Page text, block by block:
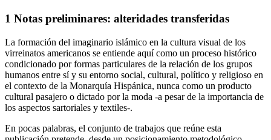
1 Notas preliminares: alteridades transferidas
La formación del imaginario islámico en la cultura visual de los
virreinatos americanos se entiende aquí como un proceso histórico
condicionado por formas particulares de la relación de los grupos
humanos entre sí y su entorno social, cultural, político y religioso en
el contexto de la Monarquía Hispánica, nunca como un producto
cultural pasajero o dictado por la moda -a pesar de la importancia de
los aspectos sartoriales y textiles-.
En pocas palabras, el conjunto de trabajos que reúne esta